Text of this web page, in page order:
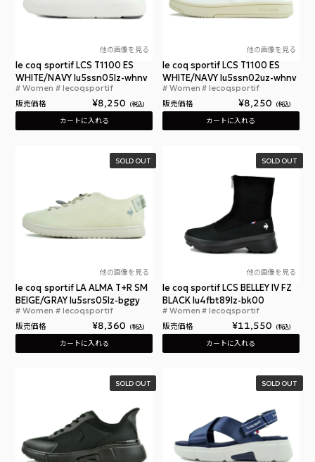
他の画像を見る
ルコックスポルティフ LCS シェル バウンド
le coq sportif LCS T1100 ES
WHITE/NAVY lu5ssn05lz-whnv
Women lecoqsportif
販売価格 ¥8,250 税込
カートに入れる
他の画像を見る
le coq sportif LCS T1100 ES
WHITE/NAVY lu5ssn02uz-whnv
Women lecoqsportif
販売価格 ¥8,250 税込
カートに入れる
他の画像を見る
ルコックスポルティフ LA アルマ トラベル＆レイン
le coq sportif LA ALMA T+R SM
BEIGE/GRAY lu5srs05lz-bggy
Women lecoqsportif
販売価格 ¥8,360 税込
SOLD OUT
カートに入れる
他の画像を見る
le coq sportif LCS BELLEY IV FZ
BLACK lu4fbt89lz-bk00
Women lecoqsportif
販売価格 ¥11,550 税込
SOLD OUT
カートに入れる
SOLD OUT SOLD OUT